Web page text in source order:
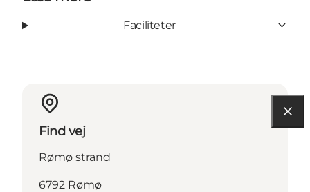
Faciliteter
Find vej
Rømø strand
6792 Rømø